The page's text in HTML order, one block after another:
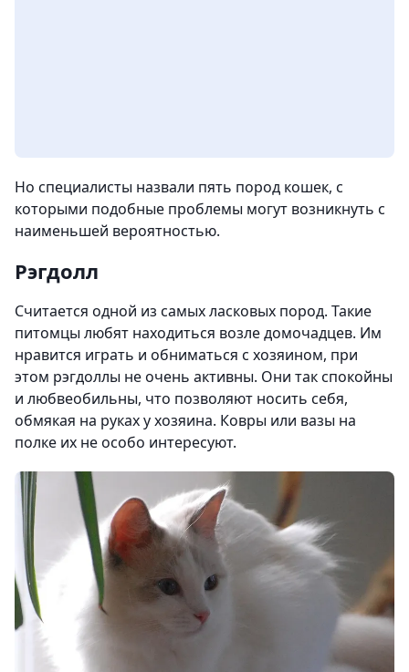
Но специалисты назвали пять пород кошек, с
которыми подобные проблемы могут возникнуть с
наименьшей вероятностью.
Рэгдолл
Считается одной из самых ласковых пород. Такие
питомцы любят находиться возле домочадцев. Им
нравится играть и обниматься с хозяином, при
этом рэгдоллы не очень активны. Они так спокойны
и любвеобильны, что позволяют носить себя,
обмякая на руках у хозяина. Ковры или вазы на
полке их не особо интересуют.